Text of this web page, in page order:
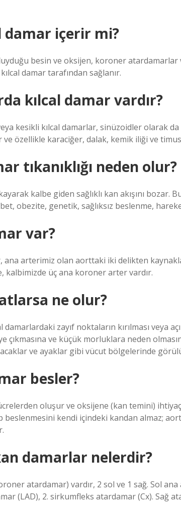
damar içerir mi?
besin ve oksijen, koroner
damar tarafından sağlanır.
kılcal damar vardır?
kesikli kılcal damarlar, sinüzoidler olarak da
özellikle karaciğer, dalak, kemik iliği ve
tıkanıklığı neden olur?
kalbe giden sağlıklı kan akışını bozar.
obezite, genetik, sağlıksız beslenme,
var?
arterimiz olan aorttaki iki delikten
kalbimizde üç ana koroner arter vardır.
ne olur?
damarlardaki zayıf noktaların kırılması veya
çıkmasına ve küçük morluklara neden
ve ayaklar gibi vücut bölgelerinde
besler?
oluşur ve oksijene (kan temini)
beslenmesini kendi içindeki kandan almaz;
damarlar nelerdir?
atardamar) vardır, 2 sol ve 1 sağ. Sol
(LAD), 2. sirkumfleks atardamar (Cx). Sağ